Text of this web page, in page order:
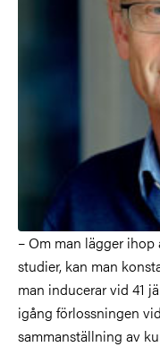
– Om man lägger
studier, kan man
man inducerar vid 41
igång förlossningen
sammanställning av